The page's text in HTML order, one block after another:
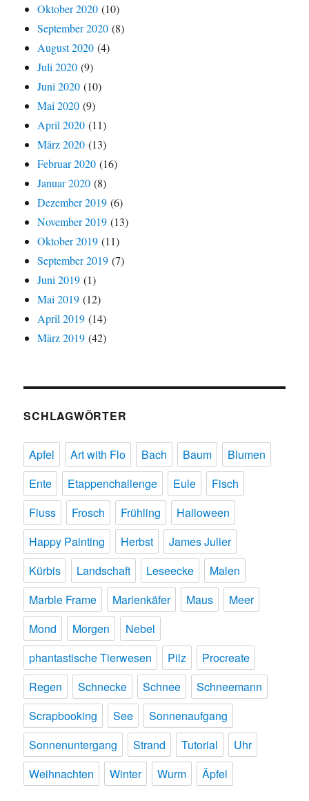
Oktober 2020 (10)
September 2020 (8)
August 2020 (4)
Juli 2020 (9)
Juni 2020 (10)
Mai 2020 (9)
April 2020 (11)
März 2020 (13)
Februar 2020 (16)
Januar 2020 (8)
Dezember 2019 (6)
November 2019 (13)
Oktober 2019 (11)
September 2019 (7)
Juni 2019 (1)
Mai 2019 (12)
April 2019 (14)
März 2019 (42)
SCHLAGWÖRTER
Apfel Art with Flo Bach Baum
Blumen
Ente
Etappenchallenge Eule
Fisch
Fluss
Frosch Frühling
Halloween
Happy Painting
Herbst
James Julier
Kürbis
Landschaft Leseecke
Malen
Marble Frame
Marienkäfer Maus
Meer
Mond
Morgen
Nebel
phantastische Tierwesen
Pilz
Procreate
Regen
Schnecke Schnee
Schneemann
Scrapbooking
See
Sonnenaufgang
Sonnenuntergang
Strand Tutorial
Uhr
Weihnachten
Winter Wurm Äpfel